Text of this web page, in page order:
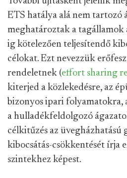
ETS hatálya alá nem tartozó
meghatároztak a
ig kötelezően teljesítendő
célokat. Ezt nevezzük
rendeletnek (effort sharing
kiterjed a közlekedésre, az
bizonyos ipari folyamatokra,
a hulladékfeldolgozó
célkitűzés az üvegházhatású
kibocsátás-csökkentését írja
szintekhez képest.